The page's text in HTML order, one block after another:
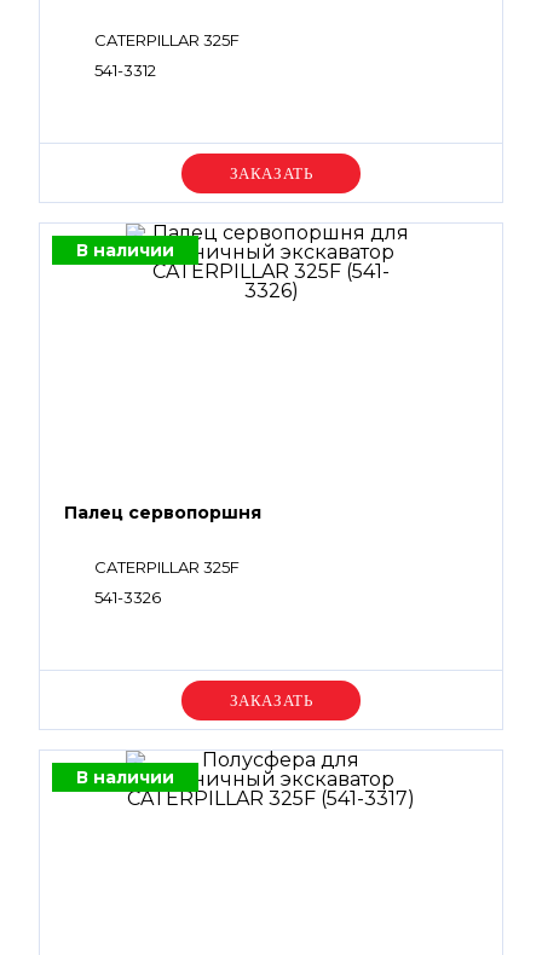
CATERPILLAR 325F
541-3312
Уточняйте цену
В наличии
Палец сервопоршня
CATERPILLAR 325F
541-3326
Уточняйте цену
В наличии